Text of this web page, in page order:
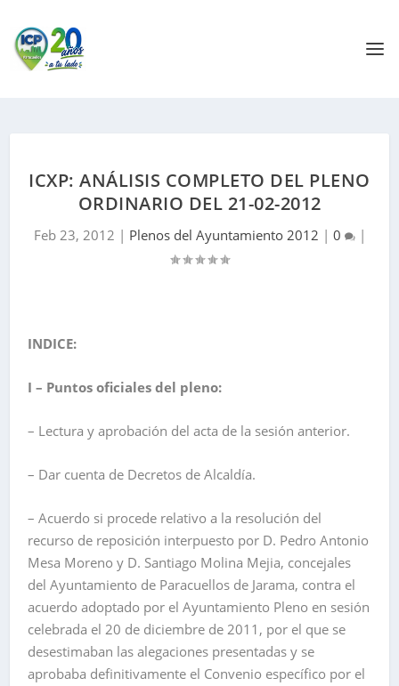
ICXP: ANÁLISIS COMPLETO DEL PLENO
ORDINARIO DEL 21-02-2012
Feb 23, 2012 | Plenos del Ayuntamiento 2012 | 0 |
INDICE:
I – Puntos oficiales del pleno:
– Lectura y aprobación del acta de la sesión anterior.
– Dar cuenta de Decretos de Alcaldía.
– Acuerdo si procede relativo a la resolución del
recurso de reposición interpuesto por D. Pedro Antonio
Mesa Moreno y D. Santiago Molina Mejia, concejales
del Ayuntamiento de Paracuellos de Jarama, contra el
acuerdo adoptado por el Ayuntamiento Pleno en sesión
celebrada el 20 de diciembre de 2011, por el que se
desestimaban las alegaciones presentadas y se
aprobaba definitivamente el Convenio específico por el